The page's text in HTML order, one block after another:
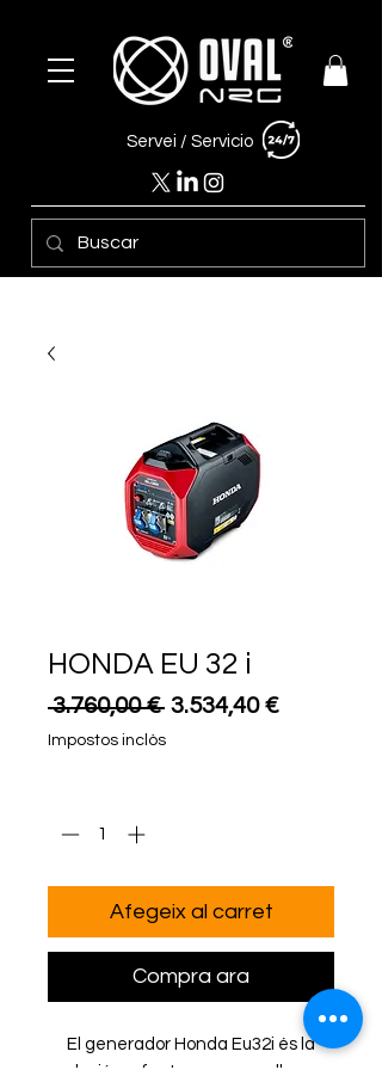
Servei / Servicio
HONDA EU 32 i
3.760,00 € Preu
normal
3.534,40 €Preu
Impostos inclòs
Afegeix al carret
Compra ara
El generador Honda Eu32i és la